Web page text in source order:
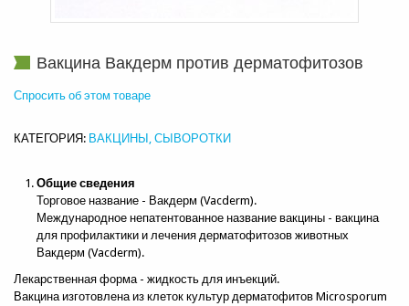
Вакцина Вакдерм против дерматофитозов
Спросить об этом товаре
КАТЕГОРИЯ: ВАКЦИНЫ, СЫВОРОТКИ
Общие сведения
Торговое название - Вакдерм (Vacderm).
Международное непатентованное название вакцины - вакцина
для профилактики и лечения дерматофитозов животных
Вакдерм (Vacderm).
Лекарственная форма - жидкость для инъекций.
Вакцина изготовлена из клеток культур дерматофитов Microsporum